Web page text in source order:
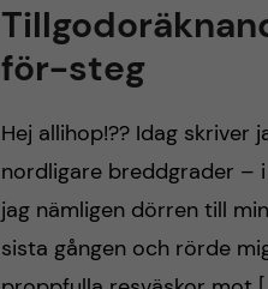
för-steg
Hej allihop!?? Idag skriver
nordligare breddgrader –
jag nämligen dörren till
sista gången och rörde